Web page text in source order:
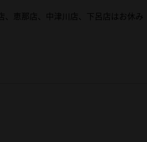
恵那店、中津川店、下呂店はお休み